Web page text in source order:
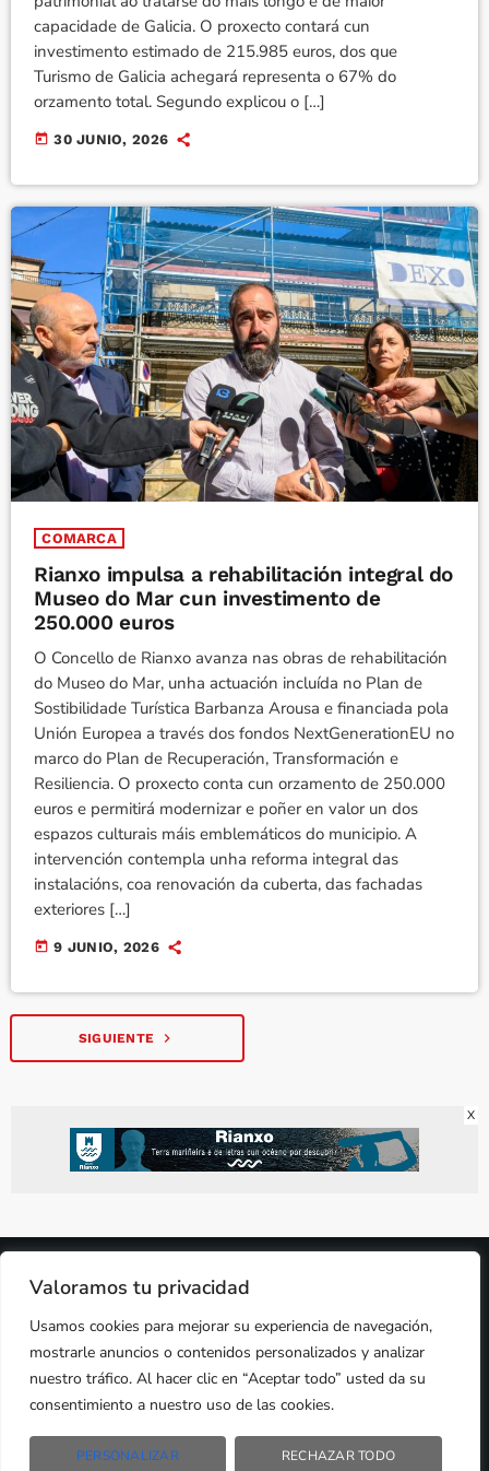
Valoramos tu privacidad
Usamos cookies para mejorar su experiencia de navegación,
mostrarle anuncios o contenidos personalizados y analizar
nuestro tráfico. Al hacer clic en “Aceptar todo” usted da su
consentimiento a nuestro uso de las cookies.
PERSONALIZAR RECHAZAR TODO
capacidade de Galicia. O proxecto contará cun
investimento estimado de 215.985 euros, dos que
Turismo de Galicia achegará representa o 67% do
orzamento total. Segundo explicou o […]
today 30 JUNIO, 2026
COMARCA
Rianxo impulsa a rehabilitación integral do
Museo do Mar cun investimento de
250.000 euros
O Concello de Rianxo avanza nas obras de rehabilitación
do Museo do Mar, unha actuación incluída no Plan de
Sostibilidade Turística Barbanza Arousa e financiada pola
Unión Europea a través dos fondos NextGenerationEU no
marco do Plan de Recuperación, Transformación e
Resiliencia. O proxecto conta cun orzamento de 250.000
euros e permitirá modernizar e poñer en valor un dos
espazos culturais máis emblemáticos do municipio. A
intervención contempla unha reforma integral das
instalacións, coa renovación da cuberta, das fachadas
exteriores […]
today 9 JUNIO, 2026
SIGUIENTE navigate_next
X
2024 © PROPIEDAD DEDEZASETE MEDIA SL
COOKIES
AVISO LEGAL
PUBLICIDAD
CONTACTO